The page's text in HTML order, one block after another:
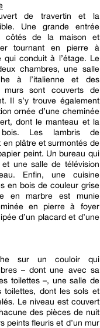
de travertin et la
Une grande entrée
côtés de la maison et
tournant en pierre à
conduit à l’étage. Le
chambres, une salle
à l’italienne et des
murs sont couverts de
Il s’y trouve également
ornée d’une cheminée
dont le manteau et la
Les lambris de
en plâtre et surmontés de
peint. Un bureau qui
une salle de télévision
Enfin, une cuisine
en bois de couleur grise
en marbre est munie
en pierre à foyer
d’un placard et d’une
sur un couloir qui
– dont une avec sa
toilettes –, une salle de
toilettes, dont les sols et
Le niveau est couvert
des pièces de nuit
peints fleuris et d’un mur